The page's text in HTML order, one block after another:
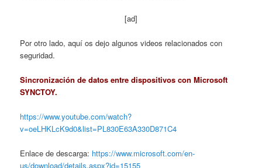
[ad]
Por otro lado, aquí os dejo algunos videos relacionados con
seguridad.
Sincronización de datos entre dispositivos con Microsoft
SYNCTOY.
https://www.youtube.com/watch?
v=oeLHKLcK9d0&list=PL830E63A330D871C4
Enlace de descarga: https://www.microsoft.com/en-
us/download/details.aspx?id=15155